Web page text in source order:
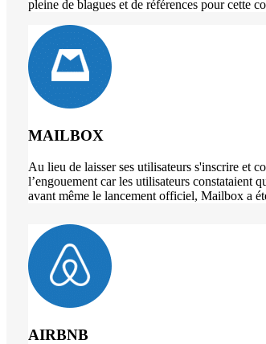
pleine de blagues et de références pour cette
MAILBOX
Au lieu de laisser ses utilisateurs s'inscrire et
l’engouement car les utilisateurs constataient
avant même le lancement officiel, Mailbox a
AIRBNB